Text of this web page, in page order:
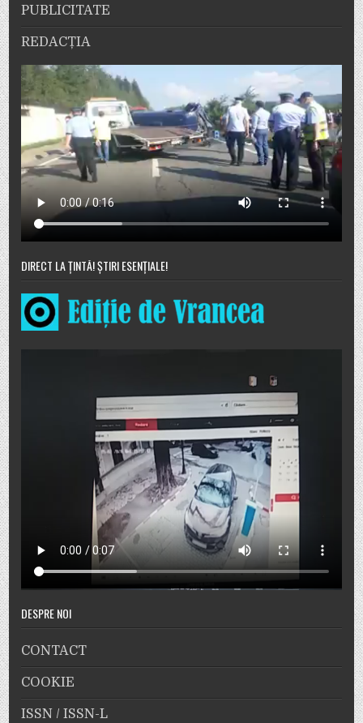
PUBLICITATE
REDACȚIA
DIRECT LA ȚINTĂ! ȘTIRI ESENȚIALE!
DESPRE NOI
CONTACT
COOKIE
ISSN / ISSN-L